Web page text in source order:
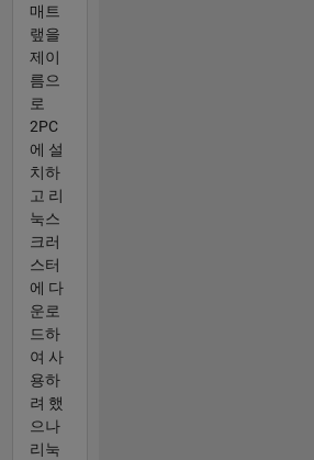
매트
랲을
제이
름으
로
2PC
에 설
치하
고 리
눅스
크러
스터
에 다
운로
드하
여 사
용하
려 했
으나
리눅